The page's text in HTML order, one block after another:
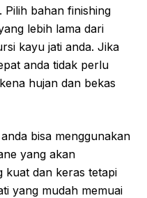
bahan finishing
lebih lama dari
kayu jati anda. Jika
anda tidak perlu
hujan dan bekas
bisa menggunakan
yang akan
kuat dan keras tetapi
yang mudah memuai